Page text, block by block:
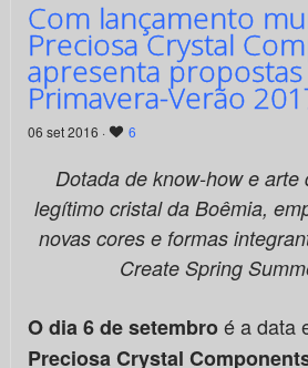
Com lançamento
Preciosa Crystal
apresenta propostas
Primavera-Verão
06 set 2016 · 6
Dotada de know-how e arte
legítimo cristal da Boêmia,
novas cores e formas
Create Spring
O dia 6 de setembroé a data
Preciosa Crystal